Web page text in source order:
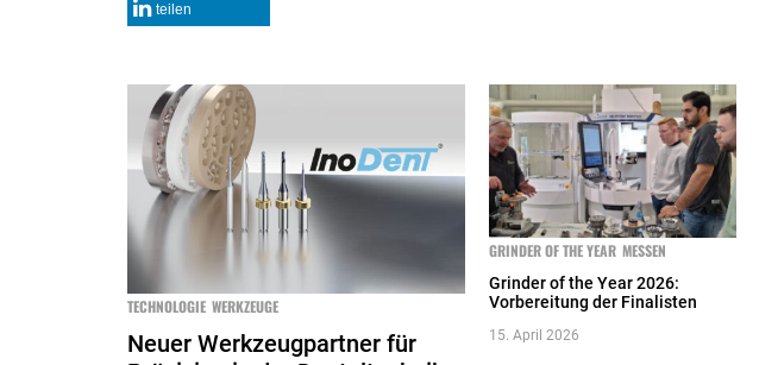
teilen
TECHNOLOGIE WERKZEUGE
Neuer Werkzeugpartner für
GRINDER OF THE YEAR MESSEN
Grinder of the Year 2026:
Vorbereitung der Finalisten
15. April 2026